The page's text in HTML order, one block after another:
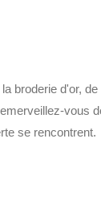
broderie d'or,
vous
se rencontrent.